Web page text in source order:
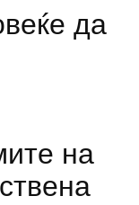
да
на